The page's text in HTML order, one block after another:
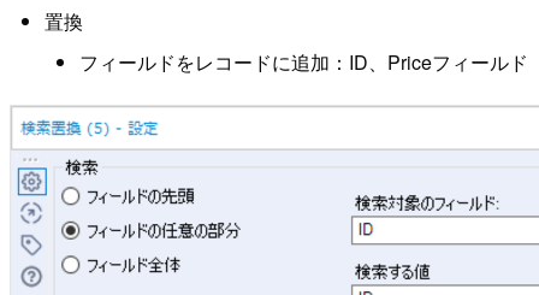
置換
フィールドをレコードに追加：ID、Priceフィールド